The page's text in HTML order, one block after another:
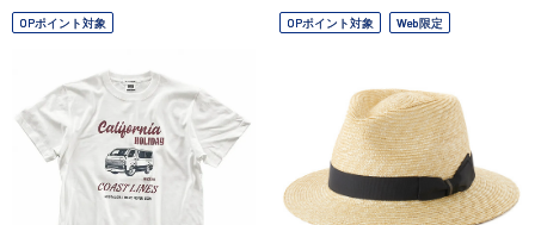
OPポイント対象 OPポイント対象 Web限定